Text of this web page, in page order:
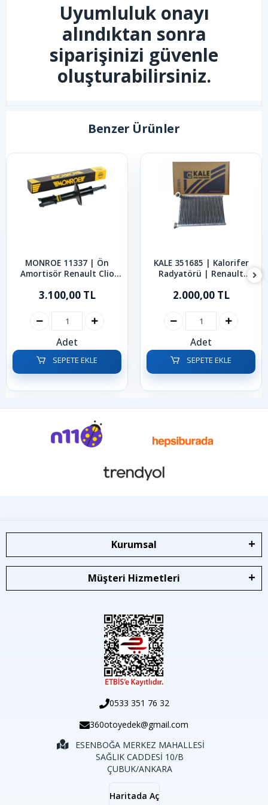
Uyumluluk onayı
alındıktan sonra
siparişinizi güvenle
oluşturabilirsiniz.
Benzer Ürünler
MONROE 11337 | Ön
Amortisör Renault Clio
3.100,00 TL
Adet
SEPETE EKLE
KALE 351685 | Kalorifer
Radyatörü | Renault
2.000,00 TL
Adet
SEPETE EKLE
Kurumsal
Müşteri Hizmetleri
0533 351 76 32
360otoyedek@gmail.com
ESENBOĞA MERKEZ MAHALLESİ
SAĞLIK CADDESİ 10/B
ÇUBUK/ANKARA
Haritada Aç